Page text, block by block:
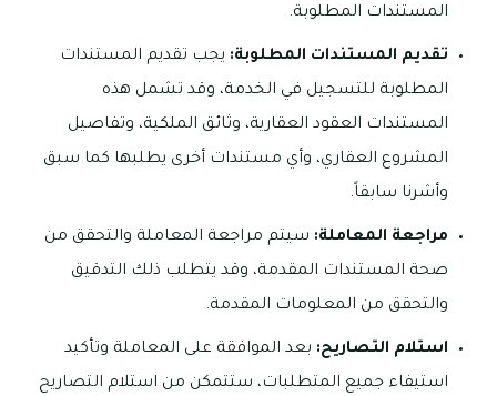
المستندات المطلوبة.
تقديم المستندات المطلوبة: يجب تقديم المستندات
المطلوبة للتسجيل في الخدمة، وقد تشمل هذه
المستندات العقود العقارية، وثائق الملكية، وتفاصيل
المشروع العقاري، وأي مستندات أخرى يطلبها كما سبق
وأشرنا سابقاً.
مراجعة المعاملة: سيتم مراجعة المعاملة والتحقق من
صحة المستندات المقدمة، وقد يتطلب ذلك التدقيق
والتحقق من المعلومات المقدمة.
استلام التصاريح: بعد الموافقة على المعاملة وتأكيد
استيفاء جميع المتطلبات، ستتمكن من استلام التصاريح